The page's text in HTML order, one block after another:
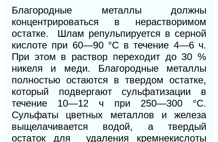
Благородные металлы должны
концентрироваться в нерастворимом
остатке. Шлам репульпируется в серной
кислоте при 60—90 °С в течение 4—6 ч.
При этом в раствор переходит до 30 %
никеля и меди. Благородные металлы
полностью остаются в твердом остатке,
который подвергают сульфатизации в
течение 10—12 ч при 250—300 °С.
Сульфаты цветных металлов и железа
выщелачивается водой, а твердый
остаток для удаления кремнекислоты